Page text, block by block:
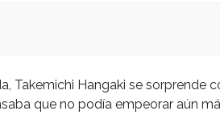
Takemichi Hangaki se
que no podía empeorar aún